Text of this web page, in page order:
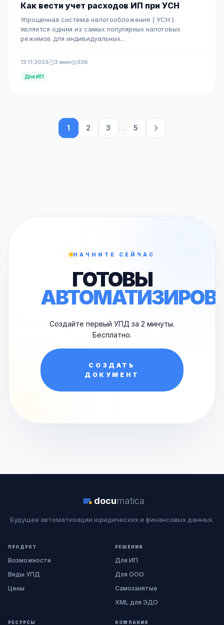
Как вести учет расходов ИП при УСН
Упрощенная система налогообложения ( УСН )
является одним из самых популярных налоговых
режимов для индивидуальных...
13.11.2023 3 мин 336
Для ИП
1 2 3 ... 5
НАЧНИТЕ СЕЙЧАС
ГОТОВЫ
Создайте первый УПД за 2 минуты.
Бесплатно.
СОЗДАТЬ
ДОКУМЕНТ
documatica
Будущее автоматизации юридических и финансовых данных.
ПРОДУКТ
Возможности
Виды УПД
Цены
РЕШЕНИЯ
Для ИП
Для ООО
Самозанятые
XML для ЭДО
РЕСУРСЫ КОМПАНИЯ